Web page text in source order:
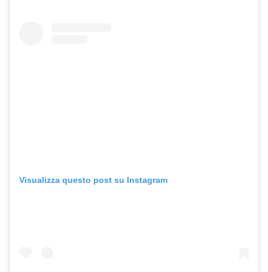
Visualizza questo post su Instagram